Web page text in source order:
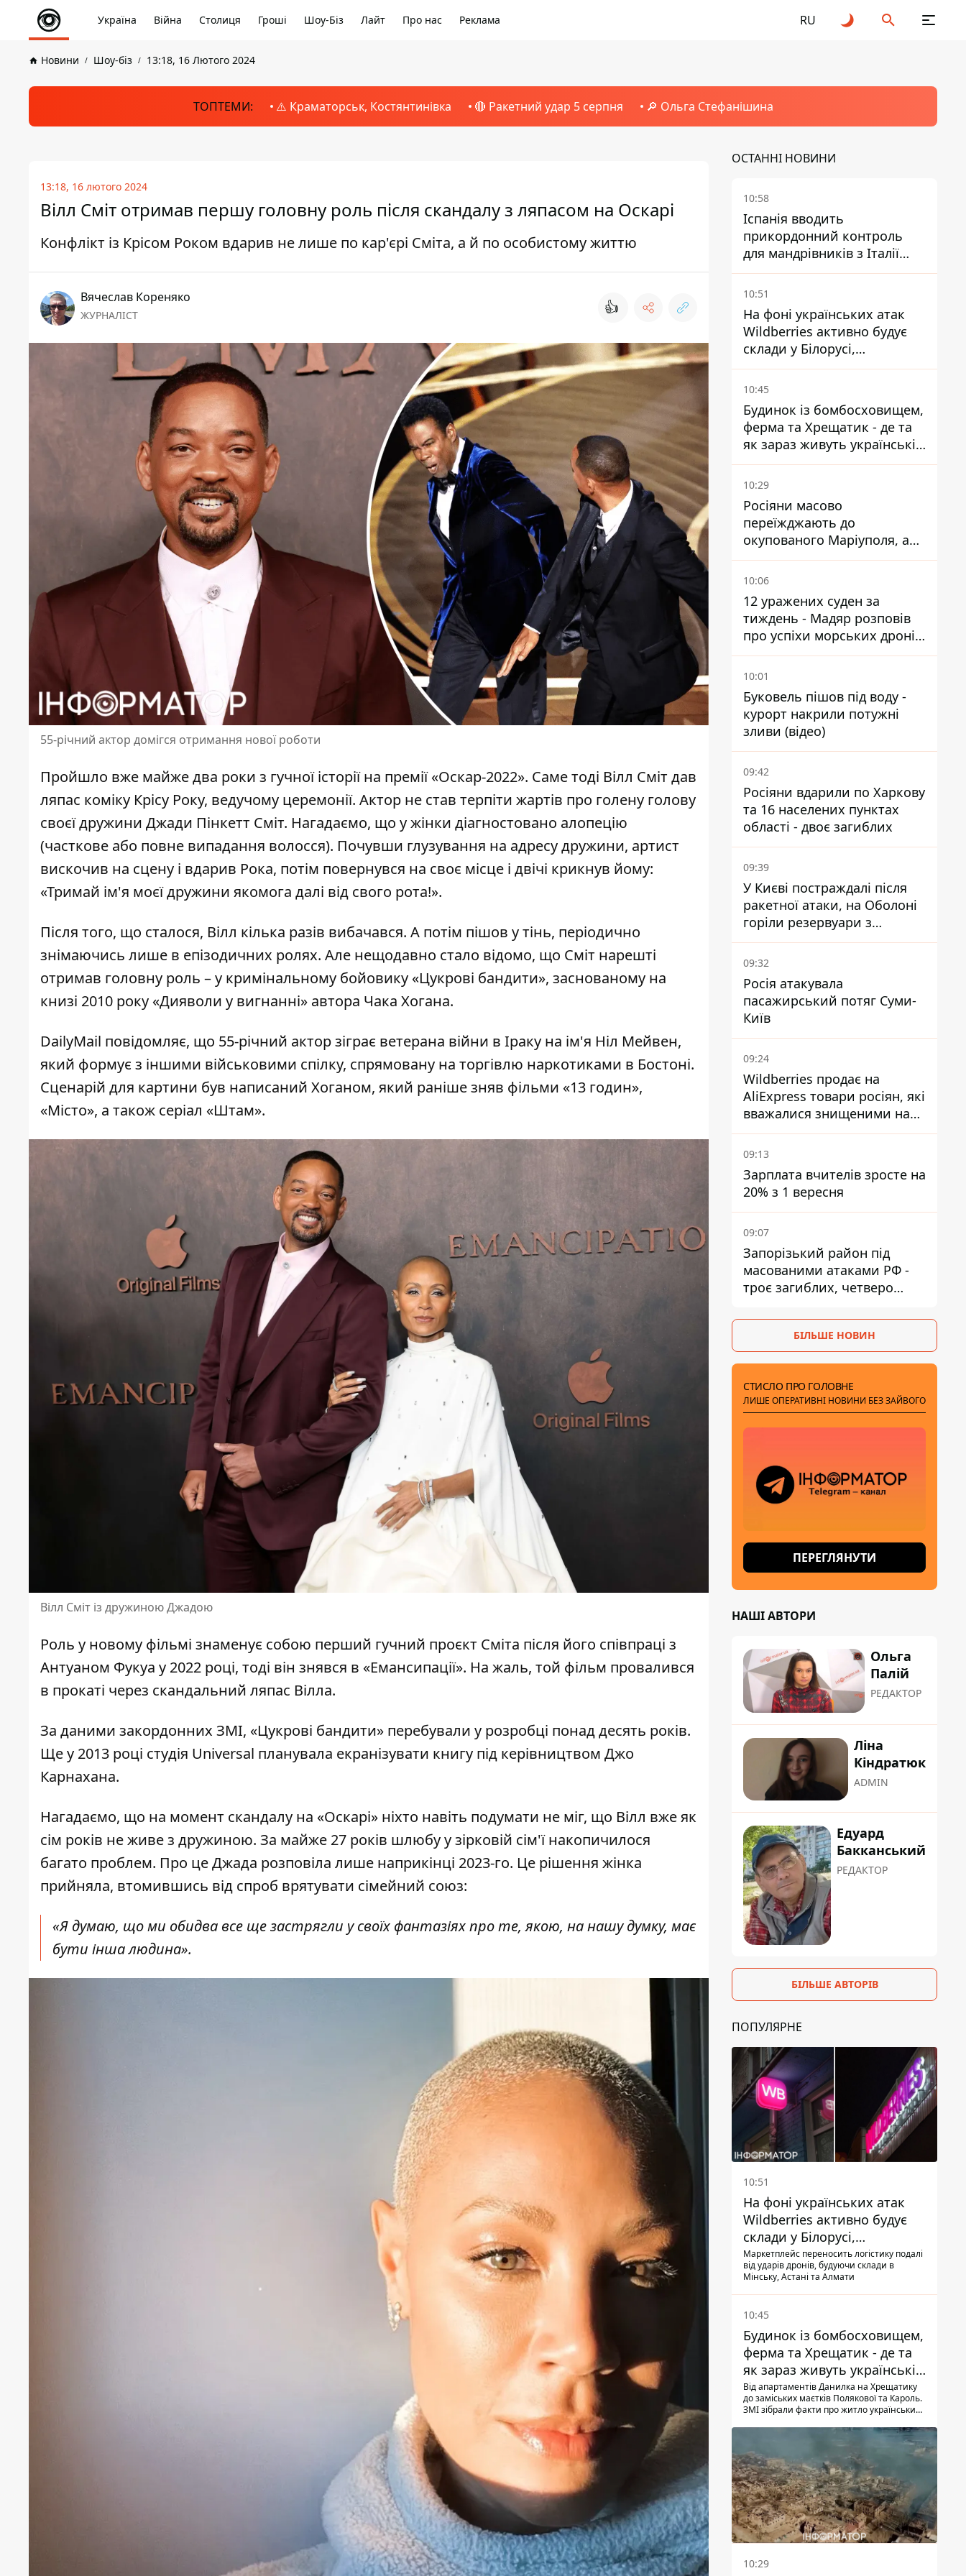
Україна Війна Столиця Гроші Шоу-Біз Лайт Про нас Реклама RU
Новини Шоу-біз 13:18, 16 Лютого 2024
ТОПТЕМИ: ⚠️ Краматорськ, Костянтинівка 🔴 Ракетний удар 5 серпня 🔎 Ольга Стефанішина
13:18, 16 лютого 2024
Вілл Сміт отримав першу головну роль після скандалу з ляпасом на Оскарі
Конфлікт із Крісом Роком вдарив не лише по кар'єрі Сміта, а й по особистому життю
Вячеслав Кореняко
ЖУРНАЛІСТ 👍
55-річний актор домігся отримання нової роботи
Пройшло вже майже два роки з гучної історії на премії «Оскар-2022». Саме тоді Вілл Сміт дав
ляпас коміку Крісу Року, ведучому церемонії. Актор не став терпіти жартів про голену голову
своєї дружини Джади Пінкетт Сміт. Нагадаємо, що у жінки діагностовано алопецію
(часткове або повне випадання волосся). Почувши глузування на адресу дружини, артист
вискочив на сцену і вдарив Рока, потім повернувся на своє місце і двічі крикнув йому:
«Тримай ім'я моєї дружини якомога далі від свого рота!».
Після того, що сталося, Вілл кілька разів вибачався. А потім пішов у тінь, періодично
знімаючись лише в епізодичних ролях. Але нещодавно стало відомо, що Сміт нарешті
отримав головну роль – у кримінальному бойовику «Цукрові бандити», заснованому на
книзі 2010 року «Дияволи у вигнанні» автора Чака Хогана.
DailyMail повідомляє, що 55-річний актор зіграє ветерана війни в Іраку на ім'я Ніл Мейвен,
який формує з іншими військовими спілку, спрямовану на торгівлю наркотиками в Бостоні.
Сценарій для картини був написаний Хоганом, який раніше зняв фільми «13 годин»,
«Місто», а також серіал «Штам».
Вілл Сміт із дружиною Джадою
Роль у новому фільмі знаменує собою перший гучний проєкт Сміта після його співпраці з
Антуаном Фукуа у 2022 році, тоді він знявся в «Емансипації». На жаль, той фільм провалився
в прокаті через скандальний ляпас Вілла.
За даними закордонних ЗМІ, «Цукрові бандити» перебували у розробці понад десять років.
Ще у 2013 році студія Universal планувала екранізувати книгу під керівництвом Джо
Карнахана.
Нагадаємо, що на момент скандалу на «Оскарі» ніхто навіть подумати не міг, що Вілл вже як
сім років не живе з дружиною. За майже 27 років шлюбу у зірковій сім'ї накопичилося
багато проблем. Про це Джада розповіла лише наприкінці 2023-го. Це рішення жінка
прийняла, втомившись від спроб врятувати сімейний союз:
«Я думаю, що ми обидва все ще застрягли у своїх фантазіях про те, якою, на нашу думку, має
бути інша людина».
ОСТАННІ НОВИНИ
10:58
Іспанія вводить
прикордонний контроль
для мандрівників з Італії
через міграційний конфлікт
10:51
На фоні українських атак
Wildberries активно будує
склади у Білорусі,
Казахстані, Узбекистані
10:45
Будинок із бомбосховищем,
ферма та Хрещатик - де та
як зараз живуть українські
знаменитості
10:29
Росіяни масово
переїжджають до
окупованого Маріуполя, а
місцевих залишають без
житла
10:06
12 уражених суден за
тиждень - Мадяр розповів
про успіхи морських дронів
у Чорному та Азовському
морях
10:01
Буковель пішов під воду -
курорт накрили потужні
зливи (відео)
09:42
Росіяни вдарили по Харкову
та 16 населених пунктах
області - двоє загиблих
09:39
У Києві постраждалі після
ракетної атаки, на Оболоні
горіли резервуари з
паливом
09:32
Росія атакувала
пасажирський потяг Суми-
Київ
09:24
Wildberries продає на
AliExpress товари росіян, які
вважалися знищеними на
складах
09:13
Зарплата вчителів зросте на
20% з 1 вересня
09:07
Запорізький район під
масованими атаками РФ -
троє загиблих, четверо
БІЛЬШЕ НОВИН
СТИСЛО ПРО ГОЛОВНЕ
ЛИШЕ ОПЕРАТИВНІ НОВИНИ БЕЗ ЗАЙВОГО
ПЕРЕГЛЯНУТИ
НАШІ АВТОРИ
Ольга
Палій
РЕДАКТОР
Ліна
Кіндратюк
ADMIN
Едуард
Бакканський
РЕДАКТОР
БІЛЬШЕ АВТОРІВ
ПОПУЛЯРНЕ
10:51
На фоні українських атак
Wildberries активно будує
склади у Білорусі,
Казахстані, Узбекистані
Маркетплейс переносить логістику подалі
від ударів дронів, будуючи склади в
Мінську, Астані та Алмати
10:45
Будинок із бомбосховищем,
ферма та Хрещатик - де та
як зараз живуть українські
знаменитості
Від апартаментів Данилка на Хрещатику
до заміських маєтків Полякової та Кароль.
ЗМІ зібрали факти про житло українських
10:29